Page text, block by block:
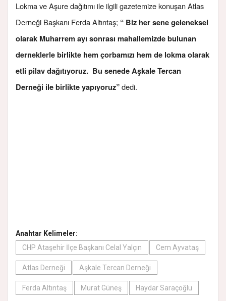
Lokma ve Aşure dağıtımı ile ilgili gazetemize konuşan Atlas
Derneği Başkanı Ferda Altıntaş; “ Biz her sene geleneksel
olarak Muharrem ayı sonrası mahallemizde bulunan
derneklerle birlikte hem çorbamızı hem de lokma olarak
etli pilav dağıtıyoruz. Bu senede Aşkale Tercan
Derneği ile birlikte yapıyoruz”dedi.
Anahtar Kelimeler:
CHP Ataşehir İlçe Başkanı Celal Yalçın
Cem Ayvataş
Atlas Derneği Aşkale Tercan Derneği
Ferda Altıntaş Murat Güneş Haydar Saraçoğlu